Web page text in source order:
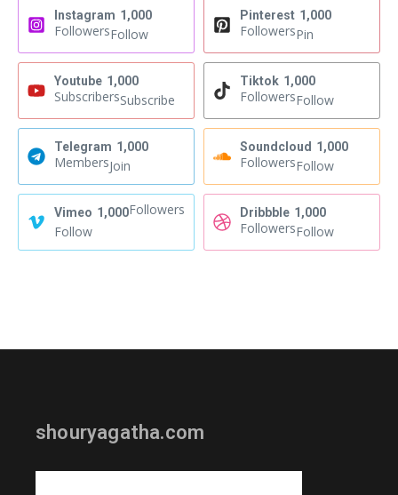
Instagram 1,000
FollowersFollow
Pinterest 1,000
FollowersPin
Youtube 1,000
SubscribersSubscribe
Tiktok 1,000
FollowersFollow
Telegram 1,000
MembersJoin
Soundcloud 1,000
FollowersFollow
Vimeo 1,000Followers
Follow
Dribbble 1,000
FollowersFollow
shouryagatha.com